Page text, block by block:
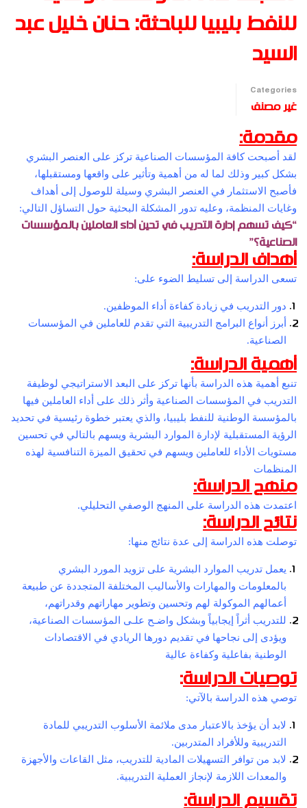
للنفط بليبيا للباحثة: حنان خليل عبد
السيد
Categories
غير مصنف
مقدمة:
لقد أصبحت كافة المؤسسات الصناعية تركز على العنصر البشري
بشكل كبير وذلك لما له من أهمية وتأثير على واقعها ومستقبلها،
فأصبح الاستثمار في العنصر البشري وسيلة للوصول إلى أهداف
وغايات المنظمة، وعليه تدور المشكلة البحثية حول التساؤل التالي:
“كيف تسهم إدارة التدريب في تحين أداء العاملين بالمؤسسات
الصناعية؟”
أهداف الدراسة:
تسعى الدراسة إلى تسليط الضوء على:
دور التدريب في زيادة كفاءة أداء الموظفين.
أبرز أنواع البرامج التدريبية التي تقدم للعاملين في المؤسسات
الصناعية.
أهمية الدراسة:
تنبع أهمية هذه الدراسة بأنها تركز على البعد الاستراتيجي لوظيفة
التدريب في المؤسسات الصناعية وأثر ذلك على أداء العاملين فيها
بالمؤسسة الوطنية للنفط بليبيا، والذي يعتبر خطوة رئيسية في تحديد
الرؤية المستقبلية لإدارة الموارد البشرية ويسهم بالتالي في تحسين
مستويات الأداء للعاملين ويسهم في تحقيق الميزة التنافسية لهذه
المنظمات
منهج الدراسة:
اعتمدت هذه الدراسة على المنهج الوصفي التحليلي.
نتائج الدراسة:
توصلت هذه الدراسة إلى عدة نتائج منها:
يعمل تدريب الموارد البشرية على تزويد المورد البشري
بالمعلومات والمهارات والأساليب المختلفة المتجددة عن طبيعة
أعمالهم الموكولة لهم وتحسين وتطوير مهاراتهم وقدراتهم،
للتدريب أثراً إيجابياً وبشكل واضـح علـى المؤسسات الصناعية،
ويؤدى إلى نجاحها في تقديم دورها الريادي في الاقتصادات
الوطنية بفاعلية وكفاءة عالية
توصيات الدراسة:
توصي هذه الدراسة بالآتي:
لابد أن يؤخذ بالاعتبار مدى ملائمة الأسلوب التدريبي للمادة
التدريبية وللأفراد المتدربين.
لابد من توافر التسهيلات المادية للتدريب، مثل القاعات والأجهزة
والمعدات اللازمة لإنجاز العملية التدريبية.
تقسيم الدراسة: